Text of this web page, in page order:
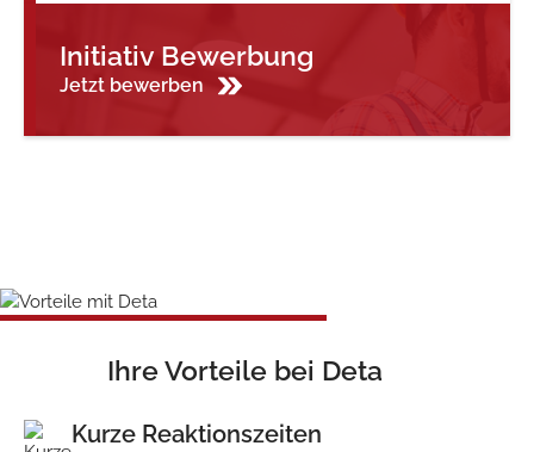
Initiativ Bewerbung
Jetzt bewerben
Ihre Vorteile bei Deta
Kurze Reaktionszeiten